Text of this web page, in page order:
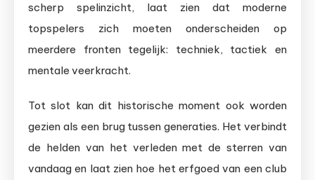
scherp spelinzicht, laat zien dat moderne
topspelers zich moeten onderscheiden op
meerdere fronten tegelijk: techniek, tactiek en
mentale veerkracht.
Tot slot kan dit historische moment ook worden
gezien als een brug tussen generaties. Het verbindt
de helden van het verleden met de sterren van
vandaag en laat zien hoe het erfgoed van een club